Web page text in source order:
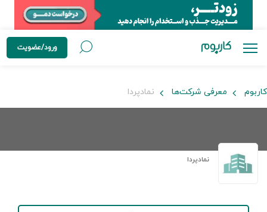
ورود/عضویت
کاربوم معرفی شرکت‌ها نمادپردا
نمادپردا